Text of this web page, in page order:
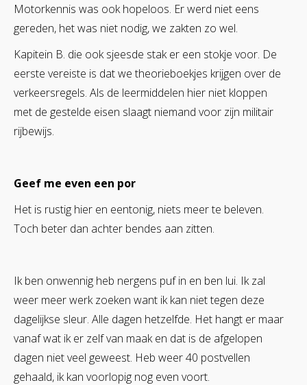
Motorkennis was ook hopeloos. Er werd niet eens
gereden, het was niet nodig, we zakten zo wel.
Kapitein B. die ook sjeesde stak er een stokje voor. De
eerste vereiste is dat we theorieboekjes krijgen over de
verkeersregels. Als de leermiddelen hier niet kloppen
met de gestelde eisen slaagt niemand voor zijn militair
rijbewijs.
Geef me even een por
Het is rustig hier en eentonig, niets meer te beleven.
Toch beter dan achter bendes aan zitten.
Ik ben onwennig heb nergens puf in en ben lui. Ik zal
weer meer werk zoeken want ik kan niet tegen deze
dagelijkse sleur. Alle dagen hetzelfde. Het hangt er maar
vanaf wat ik er zelf van maak en dat is de afgelopen
dagen niet veel geweest. Heb weer 40 postvellen
gehaald, ik kan voorlopig nog even voort.